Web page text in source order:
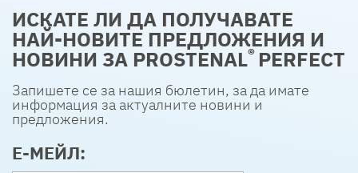
ИСКАТЕ ЛИ ДА ПОЛУЧАВАТЕ
НАЙ-НОВИТЕ ПРЕДЛОЖЕНИЯ И
НОВИНИ ЗА PROSTENAL® PERFECT
Запишете се за нашия бюлетин, за да имате
информация за актуалните новини и
предложения.
Е-МЕЙЛ: